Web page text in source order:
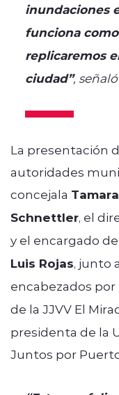
inundaciones
funciona
replicaremos
ciudad”,
La presentación
autoridades
concejala
Schnettler, el
y el encargado
Luis Rojas, junto
encabezados por
de la JJVV El
presidenta de la
Juntos por